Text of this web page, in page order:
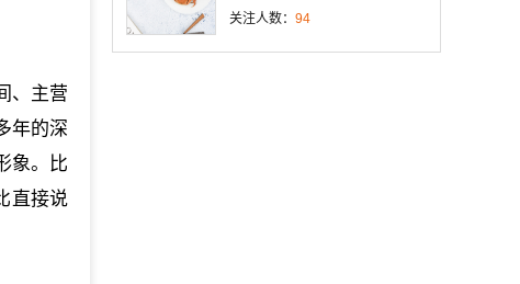
、主营
年的深
象。比
直接说
关注人数： 94